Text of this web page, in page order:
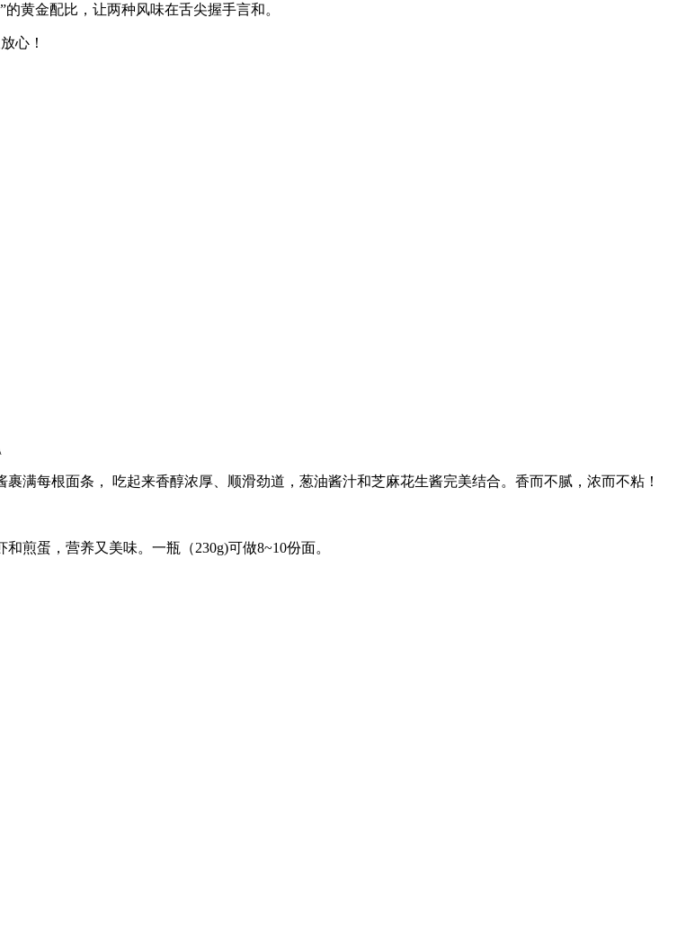
的黄金配比，让两种风味在舌尖握手言和。
心！
满每根面条， 吃起来香醇浓厚、顺滑劲道，葱油酱汁和芝麻花生酱完美结合。香而不腻，浓而不粘！
煎蛋，营养又美味。一瓶（230g)可做8~10份面。